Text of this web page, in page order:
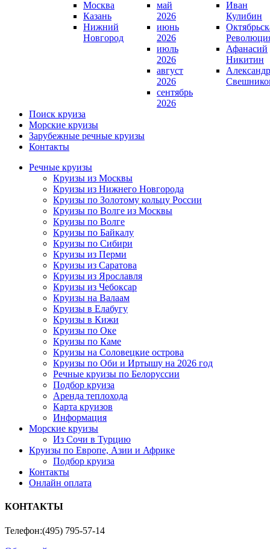
Москва
Казань
Нижний
Новгород
май
2026
июнь
2026
июль
2026
август
2026
сентябрь
2026
Иван
Кулибин
Афанасий
Никитин
Александр
Поиск круиза
Морские круизы
Зарубежные речные круизы
Контакты
Речные круизы
Круизы из Москвы
Круизы из Нижнего Новгорода
Круизы по Золотому кольцу России
Круизы по Волге из Москвы
Круизы по Волге
Круизы по Байкалу
Круизы по Сибири
Круизы из Перми
Круизы из Саратова
Круизы из Ярославля
Круизы из Чебоксар
Круизы на Валаам
Круизы в Елабугу
Круизы в Кижи
Круизы по Оке
Круизы по Каме
Круизы на Соловецкие острова
Круизы по Оби и Иртышу на 2026 год
Речные круизы по Белоруссии
Подбор круиза
Аренда теплохода
Карта круизов
Информация
Морские круизы
Из Сочи в Турцию
Круизы по Европе, Азии и Африке
Подбор круиза
Контакты
Онлайн оплата
КОНТАКТЫ
Телефон:(495) 795-57-14